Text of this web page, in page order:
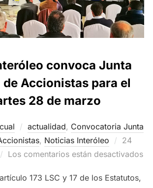
convoca Junta
de Accionistas para el
28 de marzo
actualidad, Convocatoria Junta
, Noticias Interóleo
el
24
Los comentarios están desactivados
173 LSC y 17 de los Estatutos,